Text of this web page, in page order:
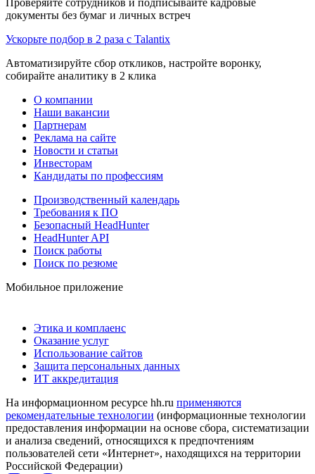
документы без бумаг и личных встреч
Ускорьте подбор в 2 раза с Talantix
Автоматизируйте сбор откликов, настройте воронку,
собирайте аналитику в 2 клика
О компании
Наши вакансии
Партнерам
Реклама на сайте
Новости и статьи
Инвесторам
Кандидаты по профессиям
Производственный календарь
Требования к ПО
Безопасный HeadHunter
HeadHunter API
Поиск работы
Поиск по резюме
Мобильное приложение
Этика и комплаенс
Оказание услуг
Использование сайтов
Защита персональных данных
ИТ аккредитация
На информационном ресурсе hh.ru применяются
рекомендательные технологии (информационные технологии
предоставления информации на основе сбора, систематизации
и анализа сведений, относящихся к предпочтениям
пользователей сети «Интернет», находящихся на территории
Российской Федерации)